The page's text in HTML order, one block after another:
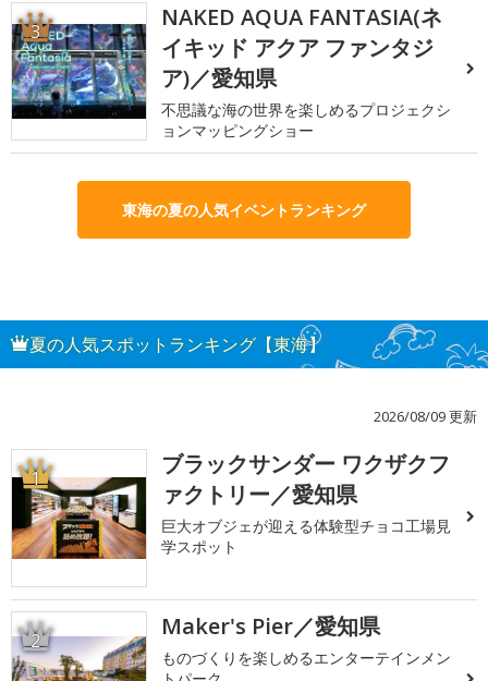
3
NAKED AQUA FANTASIA(ネ
イキッド アクア ファンタジ
ア)／愛知県
不思議な海の世界を楽しめるプロジェクシ
ョンマッピングショー
東海の夏の人気イベントランキング
夏の人気スポットランキング【東海】
2026/08/09 更新
1
ブラックサンダー ワクザクフ
ァクトリー／愛知県
巨大オブジェが迎える体験型チョコ工場見
学スポット
2 Maker's Pier／愛知県
ものづくりを楽しめるエンターテインメン